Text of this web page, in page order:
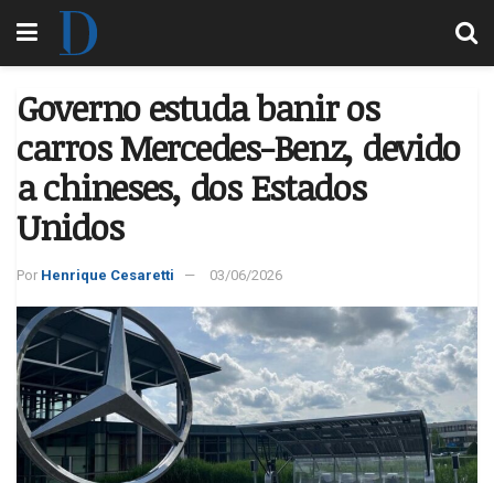
Governo estuda banir os
carros Mercedes-Benz, devido
a chineses, dos Estados
Unidos
Por Henrique Cesaretti 03/06/2026